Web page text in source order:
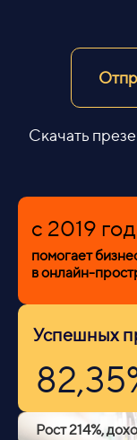
Скачать
c 2019
помогает
в онлайн-
Успешных
Рост 214%,